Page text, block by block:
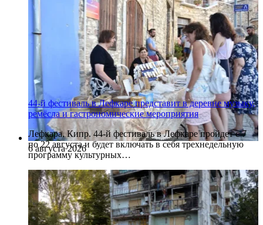
6 августа 2026
44-й фестиваль в Лефкаре представит в деревне музыку,
ремёсла и гастрономические мероприятия
Лефкара, Кипр. 44-й фестиваль в Лефкаре пройдет с 7
по 22 августа и будет включать в себя трехнедельную
программу культурных…